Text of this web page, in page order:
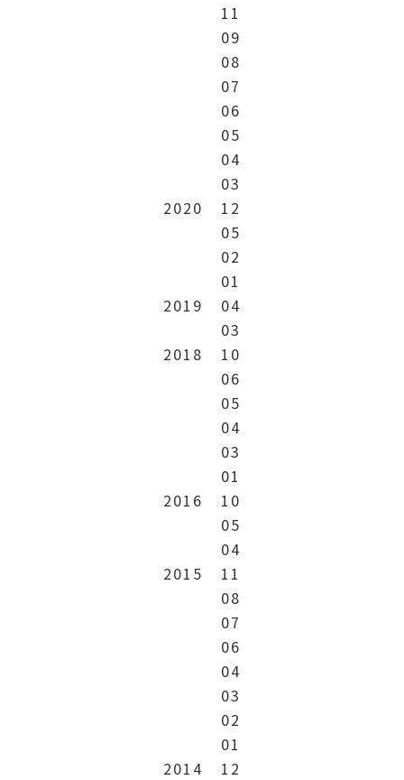
11
09
08
07
06
05
04
03
2020
12
05
02
01
2019
04
03
2018
10
06
05
04
03
01
2016
10
05
04
2015
11
08
07
06
04
03
02
01
2014
12